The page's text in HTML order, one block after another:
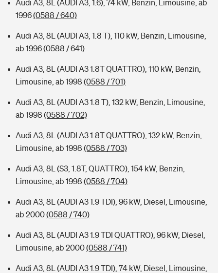
Typklassen: So ist Ihr Auto eingestuft
Sie haben Fragen?
Audi A3, 8L (AUDI A3, 1.6), 74 kW, Benzin, Limousine, ab
1996(0588 / 640)
Audi A3, 8L (AUDI A3, 1.8 T), 110 kW, Benzin, Limousine,
ab 1996(0588 / 641)
Audi A3, 8L (AUDI A3 1.8T QUATTRO), 110 kW, Benzin,
Limousine, ab 1998 (0588 / 701)
Audi A3, 8L (AUDI A3 1.8 T), 132 kW, Benzin, Limousine,
ab 1998 (0588 / 702)
Audi A3, 8L (AUDI A3 1.8T QUATTRO), 132 kW, Benzin,
Limousine, ab 1998 (0588 / 703)
Audi A3, 8L (S3, 1.8T, QUATTRO), 154 kW, Benzin,
Limousine, ab 1998 (0588 / 704)
Audi A3, 8L (AUDI A3 1.9 TDI), 96 kW, Diesel, Limousine,
ab 2000(0588 / 740)
Audi A3, 8L (AUDI A3 1.9 TDI QUATTRO), 96 kW, Diesel,
Limousine, ab 2000(0588 / 741)
Audi A3, 8L (AUDI A3 1.9 TDI), 74 kW, Diesel, Limousine,